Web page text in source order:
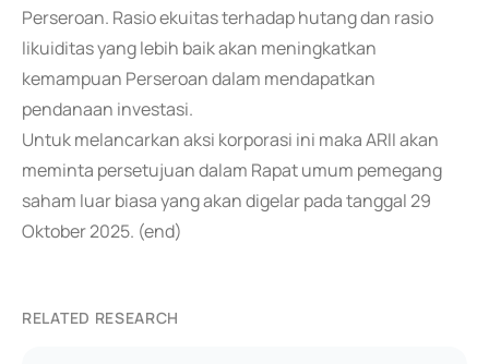
Perseroan. Rasio ekuitas terhadap hutang dan rasio
likuiditas yang lebih baik akan meningkatkan
kemampuan Perseroan dalam mendapatkan
pendanaan investasi.
Untuk melancarkan aksi korporasi ini maka ARII akan
meminta persetujuan dalam Rapat umum pemegang
saham luar biasa yang akan digelar pada tanggal 29
Oktober 2025. (end)
RELATED RESEARCH